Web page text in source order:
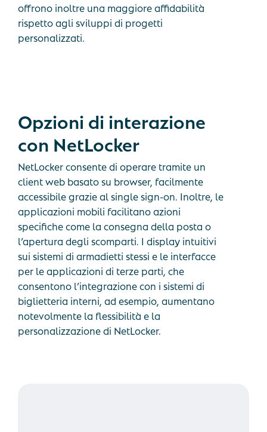
offrono inoltre una maggiore affidabilità
rispetto agli sviluppi di progetti
personalizzati.
Opzioni di interazione
con NetLocker
NetLocker consente di operare tramite un
client web basato su browser, facilmente
accessibile grazie al single sign-on. Inoltre, le
applicazioni mobili facilitano azioni
specifiche come la consegna della posta o
l’apertura degli scomparti. I display intuitivi
sui sistemi di armadietti stessi e le interfacce
per le applicazioni di terze parti, che
consentono l’integrazione con i sistemi di
biglietteria interni, ad esempio, aumentano
notevolmente la flessibilità e la
personalizzazione di NetLocker.